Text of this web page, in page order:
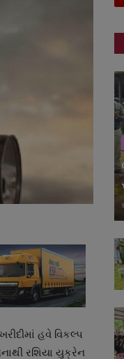
હવે વિકલ્પ
રશિયા યુક્રેન